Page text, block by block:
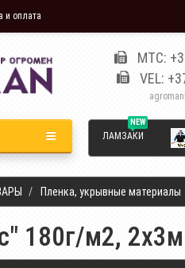
и оплата
МТС:
VEL:
NEW
ЛАМЗАКИ
Пленка, укрывные материалы
180г/м2, 2х3м